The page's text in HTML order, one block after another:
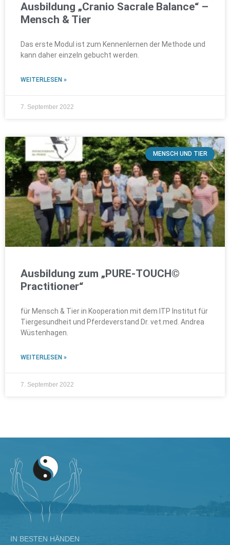
Ausbildung „Cranio Sacrale Balance“ –
Mensch & Tier
Das erste Modul ist zum Kennenlernen der Methode und
kann daher einzeln gebucht werden.
WEITERLESEN »
7. September 2022
MENSCH UND TIER
Ausbildung zum „PURE-TOUCH©
Practitioner“
für Mensch & Tier in Kooperation mit dem ITP Institut für
Tiergesundheit und Pferdeverstand Dr. vet.med. Andrea
Wüstenhagen.
WEITERLESEN »
7. September 2022
IN BESTEN HÄNDEN